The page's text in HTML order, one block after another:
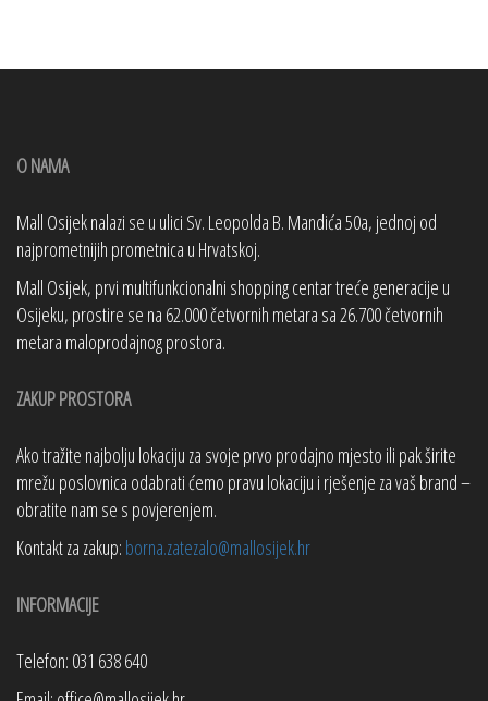
O NAMA
Mall Osijek nalazi se u ulici Sv. Leopolda B. Mandića 50a, jednoj od
najprometnijih prometnica u Hrvatskoj.
Mall Osijek, prvi multifunkcionalni shopping centar treće generacije u
Osijeku, prostire se na 62.000 četvornih metara sa 26.700 četvornih
metara maloprodajnog prostora.
ZAKUP PROSTORA
Ako tražite najbolju lokaciju za svoje prvo prodajno mjesto ili pak širite
mrežu poslovnica odabrati ćemo pravu lokaciju i rješenje za vaš brand –
obratite nam se s povjerenjem.
Kontakt za zakup: borna.zatezalo@mallosijek.hr
INFORMACIJE
Telefon: 031 638 640